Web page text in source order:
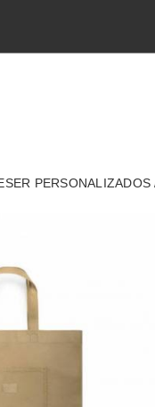
PERSONALIZADOS